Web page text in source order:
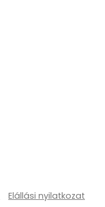
Elállási nyilatkozat